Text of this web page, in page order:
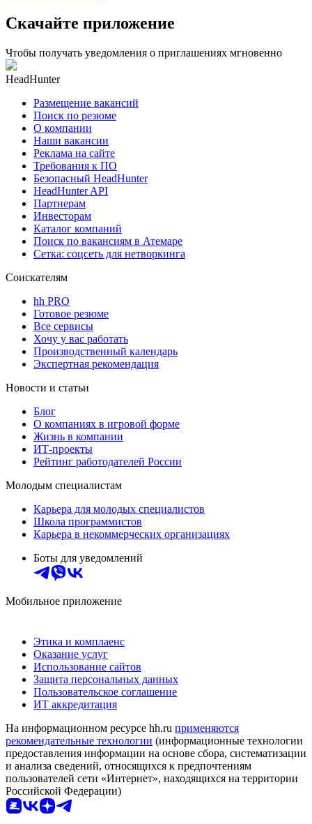
Скачайте приложение
Чтобы получать уведомления о приглашениях мгновенно
HeadHunter
Размещение вакансий
Поиск по резюме
О компании
Наши вакансии
Реклама на сайте
Требования к ПО
Безопасный HeadHunter
HeadHunter API
Партнерам
Инвесторам
Каталог компаний
Поиск по вакансиям в Атемаре
Сетка: соцсеть для нетворкинга
Соискателям
hh PRO
Готовое резюме
Все сервисы
Хочу у вас работать
Производственный календарь
Экспертная рекомендация
Новости и статьи
Блог
О компаниях в игровой форме
Жизнь в компании
ИТ-проекты
Рейтинг работодателей России
Молодым специалистам
Карьера для молодых специалистов
Школа программистов
Карьера в некоммерческих организациях
Боты для уведомлений
Мобильное приложение
Этика и комплаенс
Оказание услуг
Использование сайтов
Защита персональных данных
Пользовательское соглашение
ИТ аккредитация
На информационном ресурсе hh.ru применяются
рекомендательные технологии (информационные технологии
предоставления информации на основе сбора, систематизации
и анализа сведений, относящихся к предпочтениям
пользователей сети «Интернет», находящихся на территории
Российской Федерации)